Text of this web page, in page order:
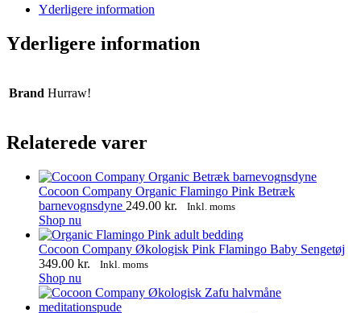
WhatsApp
Yderligere information
Yderligere information
Brand Hurraw!
Relaterede varer
Cocoon Company Organic Flamingo Pink Betræk
barnevognsdyne 249.00 kr. Inkl. moms
Shop nu
Cocoon Company Økologisk Pink Flamingo Baby Sengetøj
349.00 kr. Inkl. moms
Shop nu